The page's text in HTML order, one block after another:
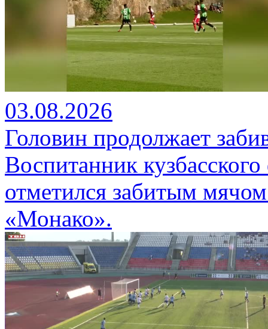
03.08.2026
Головин продолжает
Воспитанник
отметился забитым
«Монако».